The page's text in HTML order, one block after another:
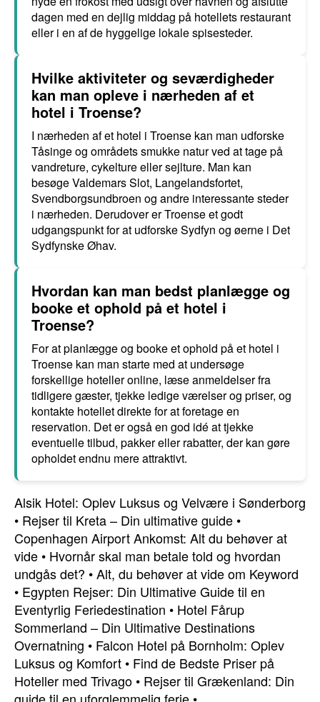
dagen med en dejlig middag på hotellets restaurant
eller i en af de hyggelige lokale spisesteder.
Hvilke aktiviteter og seværdigheder
kan man opleve i nærheden af et
hotel i Troense?
I nærheden af et hotel i Troense kan man udforske
Tåsinge og områdets smukke natur ved at tage på
vandreture, cykelture eller sejlture. Man kan
besøge Valdemars Slot, Langelandsfortet,
Svendborgsundbroen og andre interessante steder
i nærheden. Derudover er Troense et godt
udgangspunkt for at udforske Sydfyn og øerne i Det
Sydfynske Øhav.
Hvordan kan man bedst planlægge og
booke et ophold på et hotel i
Troense?
For at planlægge og booke et ophold på et hotel i
Troense kan man starte med at undersøge
forskellige hoteller online, læse anmeldelser fra
tidligere gæster, tjekke ledige værelser og priser, og
kontakte hotellet direkte for at foretage en
reservation. Det er også en god idé at tjekke
eventuelle tilbud, pakker eller rabatter, der kan gøre
opholdet endnu mere attraktivt.
Alsik Hotel: Oplev Luksus og Velvære i Sønderborg
• Rejser til Kreta – Din ultimative guide •
Copenhagen Airport Ankomst: Alt du behøver at
vide • Hvornår skal man betale told og hvordan
undgås det? •Alt, du behøver at vide om Keyword
• Egypten Rejser: Din Ultimative Guide til en
Eventyrlig Feriedestination • Hotel Fårup
Sommerland – Din Ultimative Destinations
Overnatning • Falcon Hotel på Bornholm: Oplev
Luksus og Komfort • Find de Bedste Priser på
Hoteller med Trivago • Rejser til Grækenland: Din